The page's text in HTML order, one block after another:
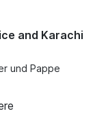
and Karachi
und Pappe